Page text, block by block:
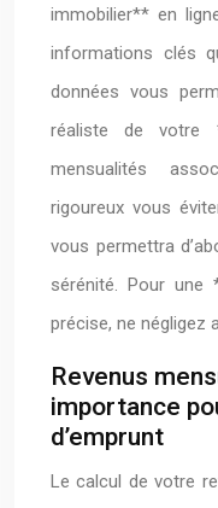
immobilier** en
informations clés
données vous
réaliste de votre
mensualités
rigoureux vous
vous permettra
sérénité. Pour une
précise, ne négligez
Revenus
importance
d’emprunt
Le calcul de votre